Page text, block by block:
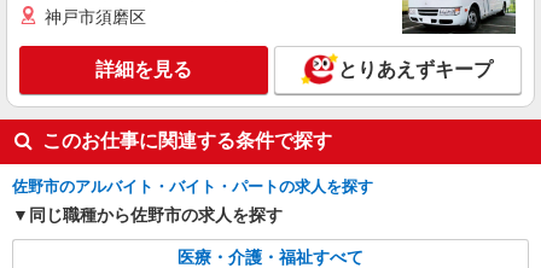
佐野市/未経験OK★誰かの支えになれる人に！
グルホの世話人♪
時給1500円〜2125円 ＜日払い有/週払い有/交
通費全支給(ガソリン代含む)＞
佐野市/佐野市駅 徒歩10分
キープ 詳細を見る
神戸市須磨区
詳細を見る とりあえずキープ
このお仕事に関連する条件で探す
佐野市のアルバイト・バイト・パートの求人を探す
同じ職種から佐野市の求人を探す
医療・介護・福祉すべて